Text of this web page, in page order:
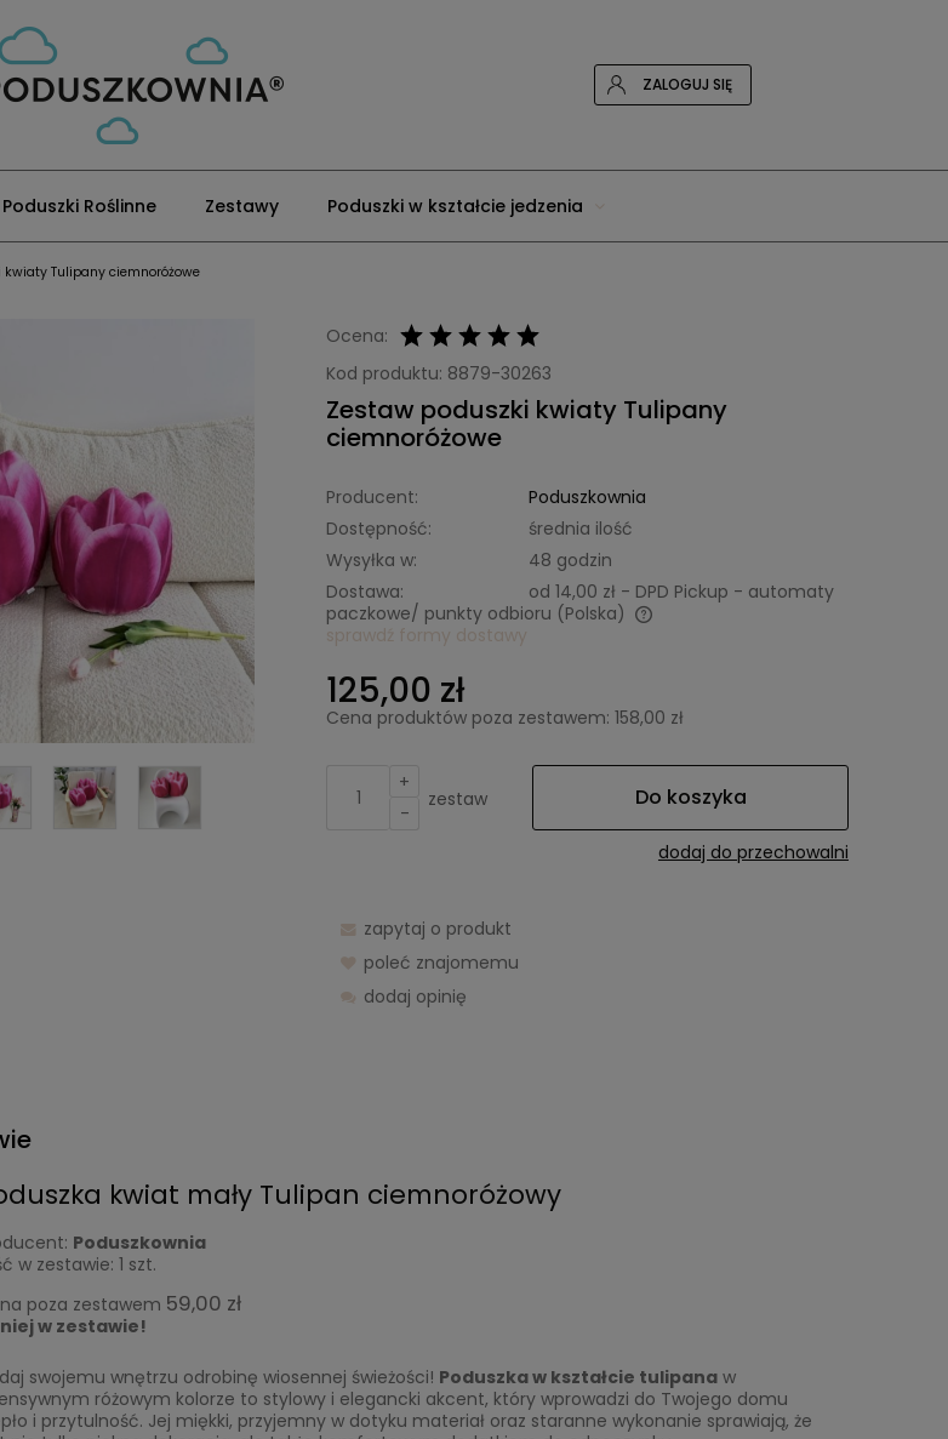
ZALOGUJ SIĘ
Poduszki Roślinne Zestawy Poduszki w kształcie jedzenia
kwiaty Tulipany ciemnoróżowe
Ocena:
Kod produktu: 8879-30263
Zestaw poduszki kwiaty Tulipany
ciemnoróżowe
Producent:
Poduszkownia
Dostępność:
średnia ilość
Wysyłka w:
48 godzin
Dostawa:
od 14,00 zł - DPD Pickup - automaty
paczkowe/ punkty odbioru (Polska)
kosztów płatności
sprawdź formy dostawy
125,00 zł
Cena produktów poza zestawem: 158,00 zł
+
-
zestaw Do koszyka
dodaj do przechowalni
zapytaj o produkt
poleć znajomemu
dodaj opinię
kwiat mały Tulipan ciemnoróżowy
Poduszkownia
w zestawie: 1 szt.
poza zestawem 59,00 zł
w zestawie!
swojemu wnętrzu odrobinę wiosennej świeżości! Poduszka w kształcie tulipanaw
różowym kolorze to stylowy i elegancki akcent, który wprowadzi do Twojego domu
i przytulność. Jej miękki, przyjemny w dotyku materiał oraz staranne wykonanie sprawiają, że